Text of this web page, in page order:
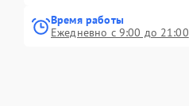
Время работы
Ежедневно с 9:00 до 21:00